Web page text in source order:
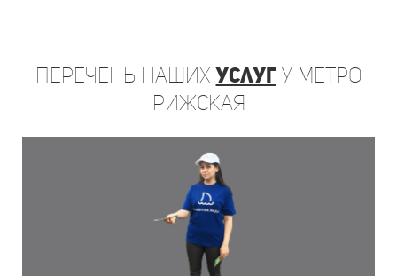
Перечень нашихуслугу метро
Рижская